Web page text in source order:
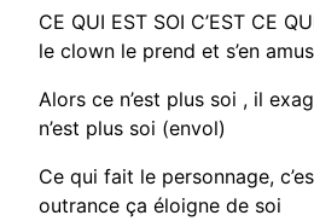
CE QUI EST SOI C’EST CE
le clown le prend et s’en
Alors ce n’est plus soi , il
n’est plus soi (envol)
Ce qui fait le personnage,
outrance ça éloigne de soi